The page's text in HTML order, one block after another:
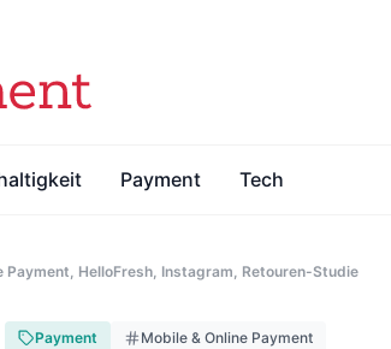
Payment Tech
Payment, HelloFresh, Instagram, Retouren-Studie
Payment Mobile & Online Payment